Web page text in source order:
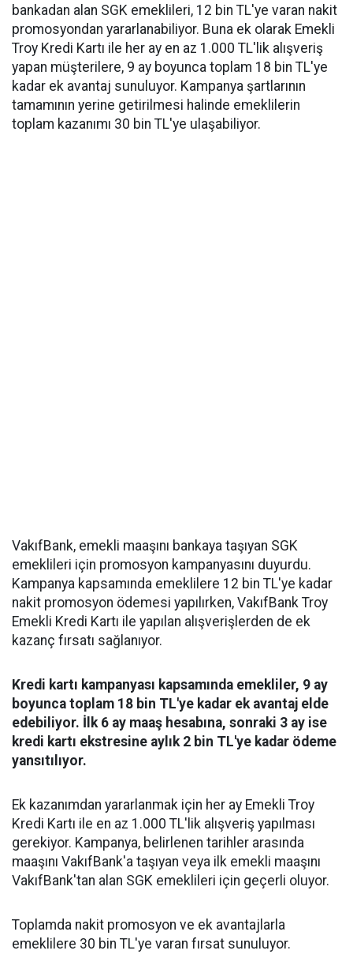
bankadan alan SGK emeklileri, 12 bin TL'ye varan nakit
promosyondan yararlanabiliyor. Buna ek olarak Emekli
Troy Kredi Kartı ile her ay en az 1.000 TL'lik alışveriş
yapan müşterilere, 9 ay boyunca toplam 18 bin TL'ye
kadar ek avantaj sunuluyor. Kampanya şartlarının
tamamının yerine getirilmesi halinde emeklilerin
toplam kazanımı 30 bin TL'ye ulaşabiliyor.
VakıfBank, emekli maaşını bankaya taşıyan SGK
emeklileri için promosyon kampanyasını duyurdu.
Kampanya kapsamında emeklilere 12 bin TL'ye kadar
nakit promosyon ödemesi yapılırken, VakıfBank Troy
Emekli Kredi Kartı ile yapılan alışverişlerden de ek
kazanç fırsatı sağlanıyor.
Kredi kartı kampanyası kapsamında emekliler, 9 ay
boyunca toplam 18 bin TL'ye kadar ek avantaj elde
edebiliyor. İlk 6 ay maaş hesabına, sonraki 3 ay ise
kredi kartı ekstresine aylık 2 bin TL'ye kadar ödeme
yansıtılıyor.
Ek kazanımdan yararlanmak için her ay Emekli Troy
Kredi Kartı ile en az 1.000 TL'lik alışveriş yapılması
gerekiyor. Kampanya, belirlenen tarihler arasında
maaşını VakıfBank'a taşıyan veya ilk emekli maaşını
VakıfBank'tan alan SGK emeklileri için geçerli oluyor.
Toplamda nakit promosyon ve ek avantajlarla
emeklilere 30 bin TL'ye varan fırsat sunuluyor.